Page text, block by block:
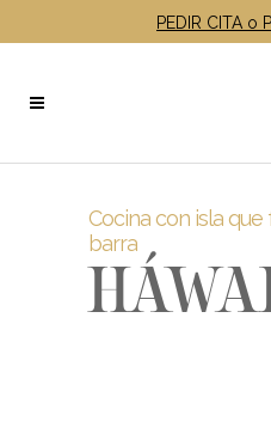
PEDIR CITA o
Cocina con isla
barra